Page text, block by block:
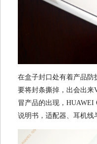
在盒子封口处有着产品防
要将封条撕掉，出会出来
冒产品的出现，HUAWEI
说明书，适配器、耳机线